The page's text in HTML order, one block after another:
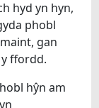
hyd yn hyn,
phobl
gan
ffordd.
hŷn am